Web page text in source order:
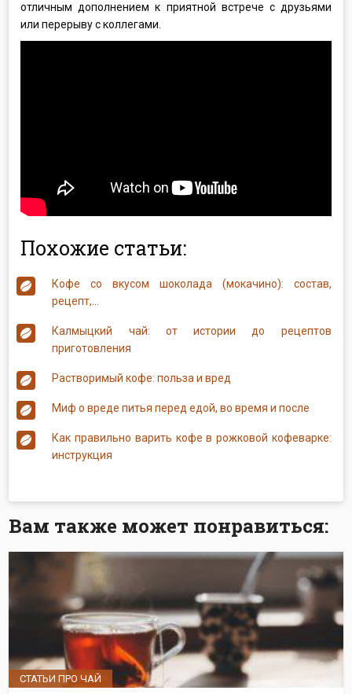
отличным дополнением к приятной встрече с друзьями
или перерыву с коллегами.
Похожие статьи:
Кофе со вкусом шоколада (мокачино): состав,
рецепт,…
Калмыцкий чай: от истории до рецептов
приготовления
Растворимый кофе: польза и вред
Миф о вреде питья перед едой, во время и после
Как правильно варить кофе в рожковой кофеварке:
инструкция
Вам также может понравиться:
СТАТЬИ ПРО ЧАЙ